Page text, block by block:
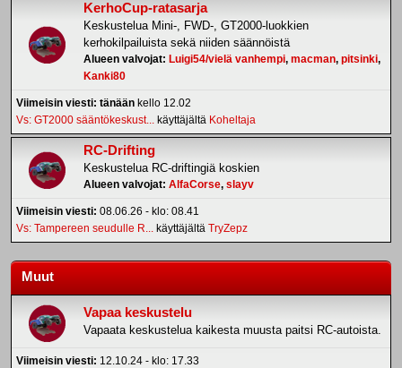
KerhoCup-ratasarja
Keskustelua Mini-, FWD-, GT2000-luokkien
kerhokilpailuista sekä niiden säännöistä
Alueen valvojat: Luigi54/vielä vanhempi, macman, pitsinki,
Kanki80
Viimeisin viesti: tänään kello 12.02
Vs: GT2000 sääntökeskust... käyttäjältä Koheltaja
RC-Drifting
Keskustelua RC-driftingiä koskien
Alueen valvojat: AlfaCorse, slayv
Viimeisin viesti: 08.06.26 - klo: 08.41
Vs: Tampereen seudulle R... käyttäjältä TryZepz
Muut
Vapaa keskustelu
Vapaata keskustelua kaikesta muusta paitsi RC-autoista.
Viimeisin viesti: 12.10.24 - klo: 17.33